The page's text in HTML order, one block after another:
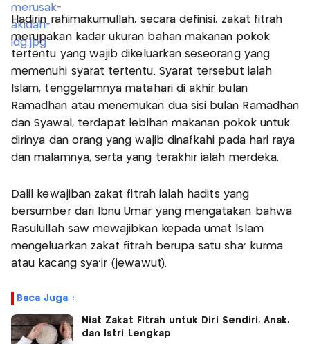
Hadirin rahimakumullah, secara definisi, zakat fitrah
merupakan kadar ukuran bahan makanan pokok
tertentu yang wajib dikeluarkan seseorang yang
memenuhi syarat tertentu. Syarat tersebut ialah
Islam, tenggelamnya matahari di akhir bulan
Ramadhan atau menemukan dua sisi bulan Ramadhan
dan Syawal, terdapat lebihan makanan pokok untuk
dirinya dan orang yang wajib dinafkahi pada hari raya
dan malamnya, serta yang terakhir ialah merdeka.
Dalil kewajiban zakat fitrah ialah hadits yang
bersumber dari Ibnu Umar yang mengatakan bahwa
Rasulullah saw mewajibkan kepada umat Islam
mengeluarkan zakat fitrah berupa satu sha’ kurma
atau kacang sya'ir (jewawut).
Baca Juga :
Niat Zakat Fitrah untuk Diri Sendiri, Anak,
dan Istri Lengkap